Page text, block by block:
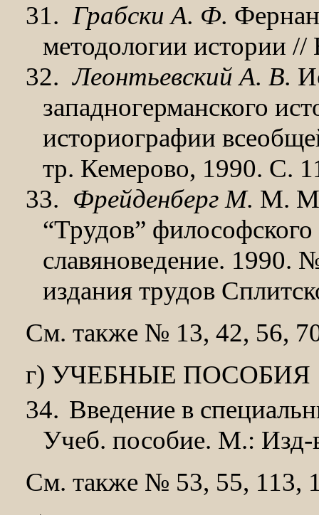
31. Грабски А. Ф.
методологии истории //
32. Леонтьевский А. В.
западногерманского
историографии
тр. Кемерово, 1990. С.
33. Фрейденберг М. М.
“Трудов”
славяноведение.
издания трудов
См. также № 13, 42, 56,
г) УЧЕБНЫЕ ПОСОБИЯ
34. Введение в
Учеб. по­собие. М.:
См. также № 53, 55, 113,